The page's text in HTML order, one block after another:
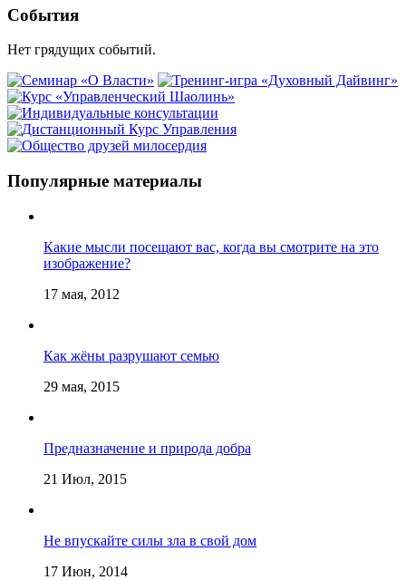
События
Нет грядущих событий.
Популярные материалы
Какие мысли посещают вас, когда вы смотрите на это
изображение?
17 мая, 2012
Как жёны разрушают семью
29 мая, 2015
Предназначение и природа добра
21 Июл, 2015
Не впускайте силы зла в свой дом
17 Июн, 2014